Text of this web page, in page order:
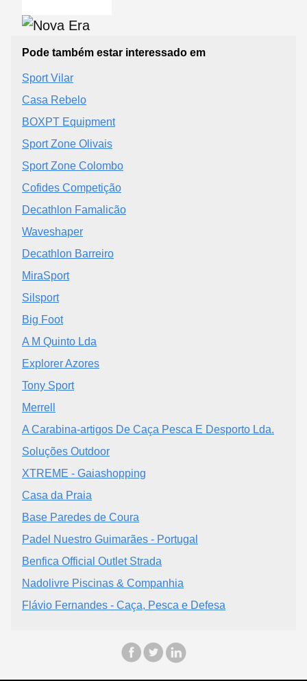
Pode também estar interessado em
Sport Vilar
Casa Rebelo
BOXPT Equipment
Sport Zone Olivais
Sport Zone Colombo
Cofides Competição
Decathlon Famalicão
Waveshaper
Decathlon Barreiro
MiraSport
Silsport
Big Foot
A M Quinto Lda
Explorer Azores
Tony Sport
Merrell
A Carabina-artigos De Caça Pesca E Desporto Lda.
Soluções Outdoor
XTREME - Gaiashopping
Casa da Praia
Base Paredes de Coura
Padel Nuestro Guimarães - Portugal
Benfica Official Outlet Strada
Nadolivre Piscinas & Companhia
Flávio Fernandes - Caça, Pesca e Defesa